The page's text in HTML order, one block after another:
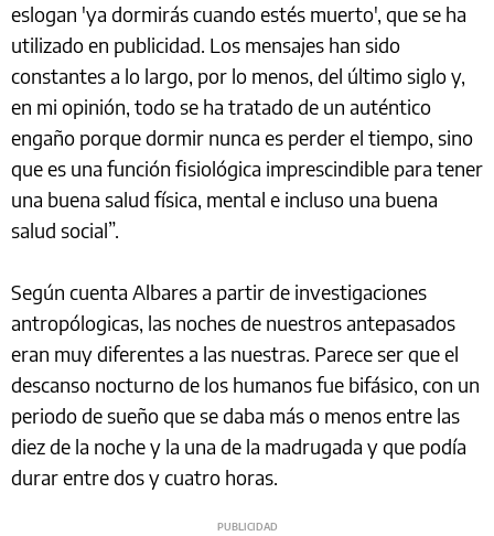
eslogan 'ya dormirás cuando estés muerto', que se ha
utilizado en publicidad. Los mensajes han sido
constantes a lo largo, por lo menos, del último siglo y,
en mi opinión, todo se ha tratado de un auténtico
engaño porque dormir nunca es perder el tiempo, sino
que es una función fisiológica imprescindible para tener
una buena salud física, mental e incluso una buena
salud social”.
Según cuenta Albares a partir de investigaciones
antropólogicas, las noches de nuestros antepasados
eran muy diferentes a las nuestras. Parece ser que el
descanso nocturno de los humanos fue bifásico, con un
periodo de sueño que se daba más o menos entre las
diez de la noche y la una de la madrugada y que podía
durar entre dos y cuatro horas.